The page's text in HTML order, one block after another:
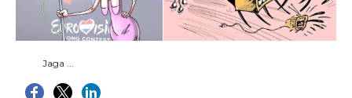
Jaga ...